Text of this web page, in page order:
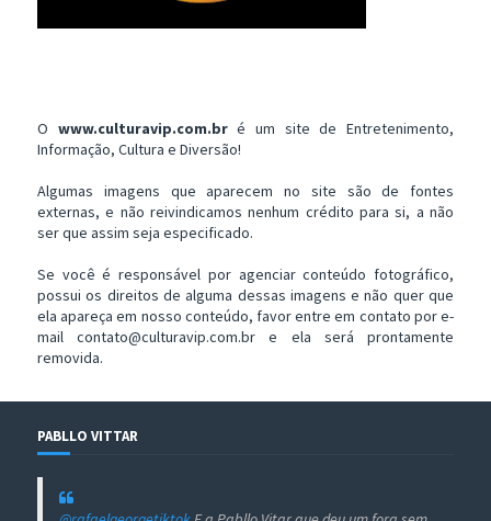
O www.culturavip.com.bré um site de Entretenimento,
Informação, Cultura e Diversão!
Algumas imagens que aparecem no site são de fontes
externas, e não reivindicamos nenhum crédito para si, a não
ser que assim seja especificado.
Se você é responsável por agenciar conteúdo fotográfico,
possui os direitos de alguma dessas imagens e não quer que
ela apareça em nosso conteúdo, favor entre em contato por e-
mail contato@culturavip.com.br e ela será prontamente
removida.
PABLLO VITTAR